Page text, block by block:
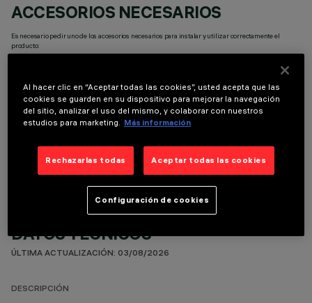
ACCESORIOS NECESARIOS
Es necesario pedir uno de los accesorios necesarios para instalar y utilizar correctamente el
producto:
COMPONENTES OPCIONALES
DATOS TÉCNICOS
ÚLTIMA ACTUALIZACIÓN: 03/08/2026
DESCRIPCIÓN
Al hacer clic en “Aceptar todas las cookies”, usted acepta que las
cookies se guarden en su dispositivo para mejorar la navegación
del sitio, analizar el uso del mismo, y colaborar con nuestros
estudios para marketing. Más información
Rechazarlas todas Aceptar todas las cookies
Configuración de cookies